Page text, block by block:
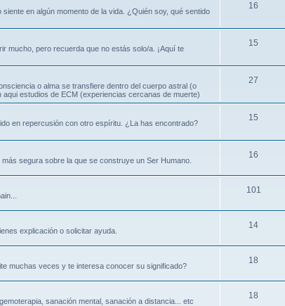
en algún momento de la vida. ¿Quién soy, qué sentido
16
mucho, pero recuerda que no estás solo/a. ¡Aquí te
15
o alma se transfiere dentro del cuerpo astral (o
estudios de ECM (experiencias cercanas de muerte)
27
en repercusión con otro espíritu. ¿La has encontrado?
15
segura sobre la que se construye un Ser Humano.
16
101
explicación o solicitar ayuda.
14
muchas veces y te interesa conocer su significado?
18
sanación mental, sanación a distancia... etc
18